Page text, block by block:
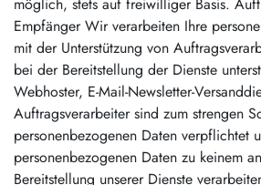
Empfänger Wir verarbeiten Ihre
mit der Unterstützung von
bei der Bereitstellung der Dienste
Webhoster, E-Mail-Newsletter-
Auftragsverarbeiter sind zum strengen
personenbezogenen Daten verpflichtet
personenbezogenen Daten zu keinem
Bereitstellung unserer Dienste